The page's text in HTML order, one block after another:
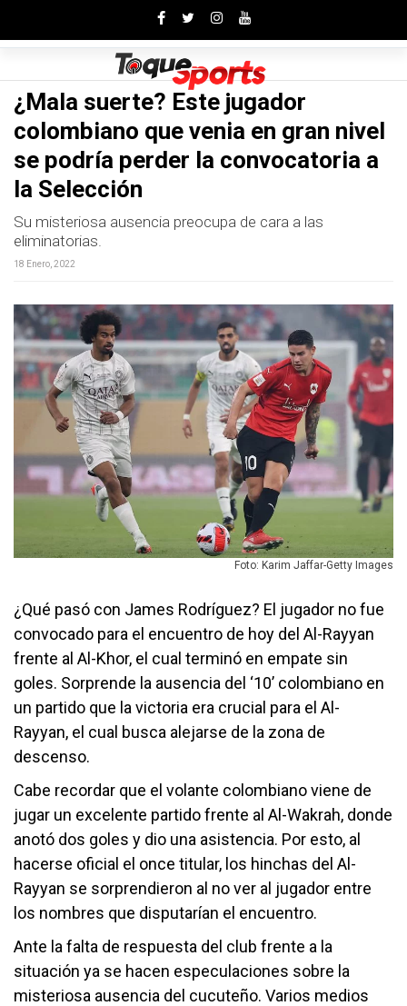
¿Mala suerte? Este jugador
colombiano que venia en gran nivel
se podría perder la convocatoria a
la Selección
Su misteriosa ausencia preocupa de cara a las
eliminatorias.
18 Enero, 2022
Foto: Karim Jaffar-Getty Images
¿Qué pasó con James Rodríguez? El jugador no fue
convocado para el encuentro de hoy del Al-Rayyan
frente al Al-Khor, el cual terminó en empate sin
goles. Sorprende la ausencia del ‘10’ colombiano en
un partido que la victoria era crucial para el Al-
Rayyan, el cual busca alejarse de la zona de
descenso.
Cabe recordar que el volante colombiano viene de
jugar un excelente partido frente al Al-Wakrah, donde
anotó dos goles y dio una asistencia. Por esto, al
hacerse oficial el once titular, los hinchas del Al-
Rayyan se sorprendieron al no ver al jugador entre
los nombres que disputarían el encuentro.
Ante la falta de respuesta del club frente a la
situación ya se hacen especulaciones sobre la
misteriosa ausencia del cucuteño. Varios medios